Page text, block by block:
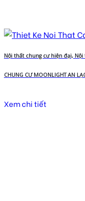
Nội thất chung cư hiện đại,
CHUNG CƯ MOONLIGHT AN
Xem chi tiết